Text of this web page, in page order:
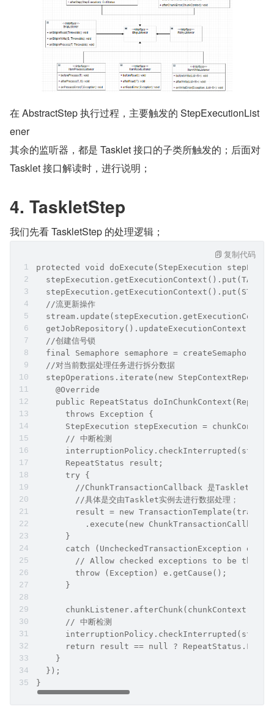
在 AbstractStep 执行过程，主要触发的 StepExecutionList
ener
其余的监听器，都是 Tasklet 接口的子类所触发的；后面对
Tasklet 接口解读时，进行说明；
4. TaskletStep
我们先看 TaskletStep 的处理逻辑；
protected void doExecute(StepExecution
  //流更新操作
  //创建信号锁
  final Semaphore semaphore = createSemaphore();
  //对当前数据处理任务进行拆分数据
stepOperations.iterate(new
    @Override
public RepeatStatus
      throws Exception {
StepExecution stepExecution =
      // 中断检测
      RepeatStatus result;
      try {
//ChunkTransactionCallback 是TaskletStep
        //具体是交由Tasklet实例去进行数据处理；
result = new
.execute(new
      }
      catch (UncheckedTransactionException e) {
// Allow checked exceptions to be
        throw (Exception) e.getCause();
      }
      chunkListener.afterChunk(chunkContext);
      // 中断检测
return result == null ?
    }
  });
}
复制代码